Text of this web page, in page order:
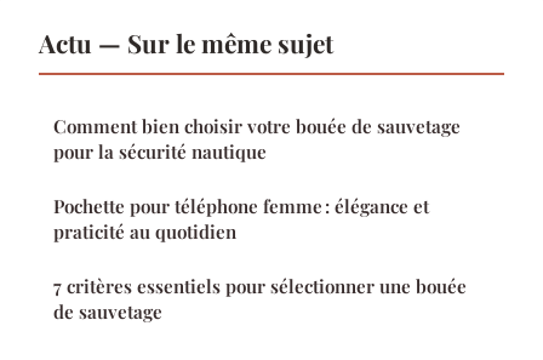
Actu — Sur le même sujet
Comment bien choisir votre bouée de sauvetage
pour la sécurité nautique
Pochette pour téléphone femme : élégance et
praticité au quotidien
7 critères essentiels pour sélectionner une bouée
de sauvetage